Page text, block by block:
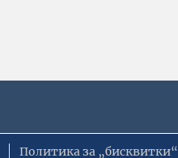
Политика за „бисквитки“